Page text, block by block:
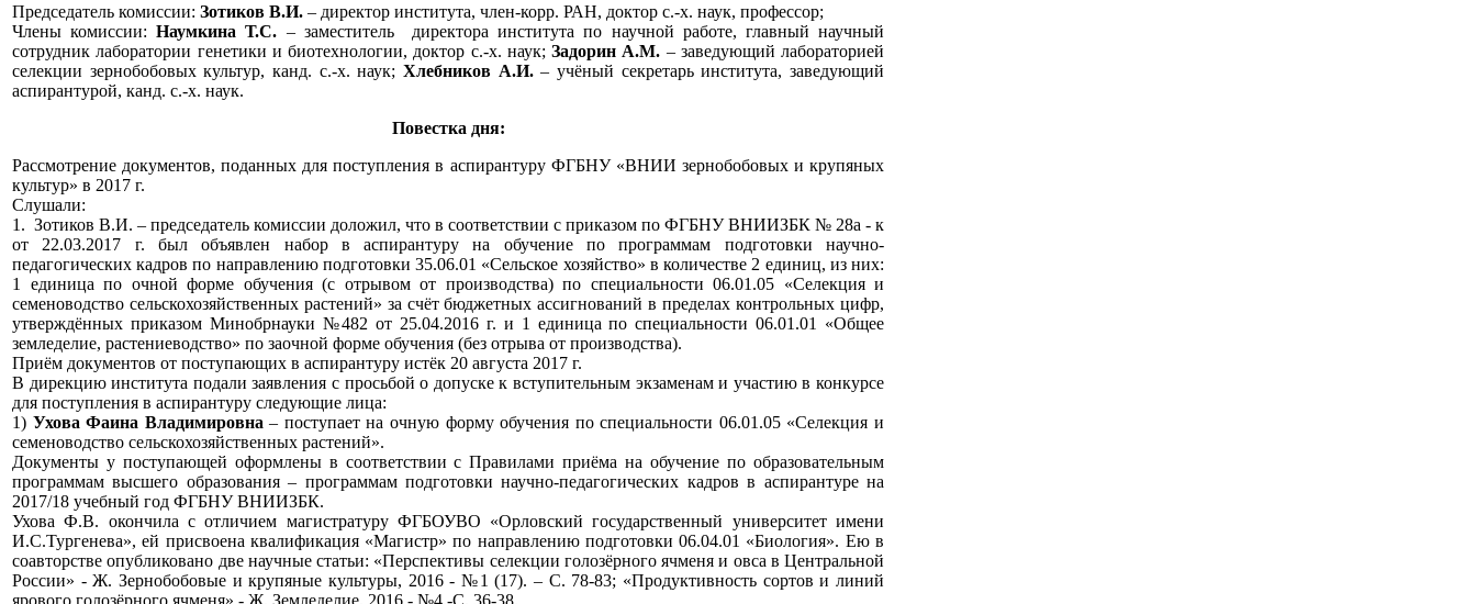
Председатель комиссии: Зотиков В.И. – директор института, член-корр. РАН, доктор с.-х. наук, профессор;
Члены комиссии: Наумкина Т.С. – заместитель директора института по научной работе, главный научный
сотрудник лаборатории генетики и биотехнологии, доктор с.-х. наук; Задорин А.М. – заведующий лабораторией
селекции зернобобовых культур, канд. с.-х. наук; Хлебников А.И.– учёный секретарь института, заведующий
аспирантурой, канд. с.-х. наук.
Повестка дня:
Рассмотрение документов, поданных для поступления в аспирантуру ФГБНУ «ВНИИ зернобобовых и крупяных
культур» в 2017 г.
Слушали:
1. Зотиков В.И. – председатель комиссии доложил, что в соответствии с приказом по ФГБНУ ВНИИЗБК № 28а - к
от 22.03.2017 г. был объявлен набор в аспирантуру на обучение по программам подготовки научно-
педагогических кадров по направлению подготовки 35.06.01 «Сельское хозяйство» в количестве 2 единиц, из них:
1 единица по очной форме обучения (с отрывом от производства) по специальности 06.01.05 «Селекция и
семеноводство сельскохозяйственных растений» за счёт бюджетных ассигнований в пределах контрольных цифр,
утверждённых приказом Минобрнауки №482 от 25.04.2016 г. и 1 единица по специальности 06.01.01 «Общее
земледелие, растениеводство» по заочной форме обучения (без отрыва от производства).
Приём документов от поступающих в аспирантуру истёк 20 августа 2017 г.
В дирекцию института подали заявления с просьбой о допуске к вступительным экзаменам и участию в конкурсе
для поступления в аспирантуру следующие лица:
1) Ухова Фаина Владимировна – поступает на очную форму обучения по специальности 06.01.05 «Селекция и
семеноводство сельскохозяйственных растений».
Документы у поступающей оформлены в соответствии с Правилами приёма на обучение по образовательным
программам высшего образования – программам подготовки научно-педагогических кадров в аспирантуре на
2017/18 учебный год ФГБНУ ВНИИЗБК.
Ухова Ф.В. окончила с отличием магистратуру ФГБОУВО «Орловский государственный университет имени
И.С.Тургенева», ей присвоена квалификация «Магистр» по направлению подготовки 06.04.01 «Биология». Ею в
соавторстве опубликовано две научные статьи: «Перспективы селекции голозёрного ячменя и овса в Центральной
России» - Ж. Зернобобовые и крупяные культуры, 2016 - №1 (17). – С. 78-83; «Продуктивность сортов и линий
ярового голозёрного ячменя» - Ж. Земледелие, 2016 - №4.-С. 36-38.